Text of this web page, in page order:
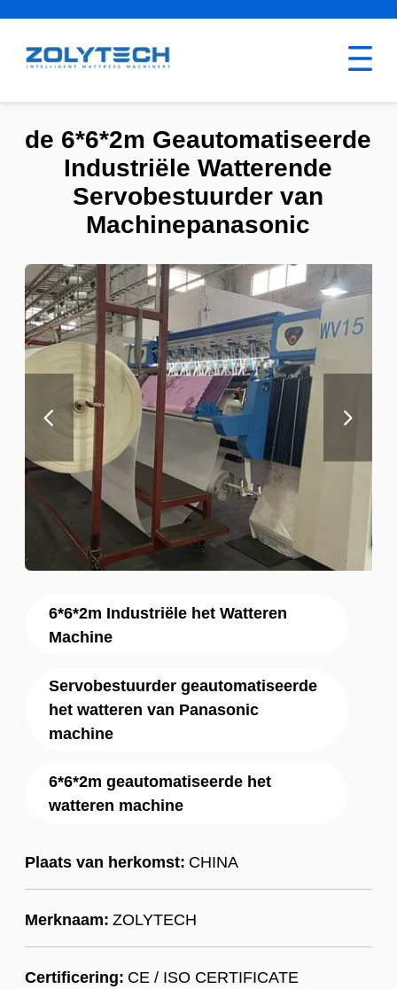
6*6*2m Industriële het Watteren
Machine
Servobestuurder geautomatiseerde
het watteren van Panasonic
machine
6*6*2m geautomatiseerde het
watteren machine
Plaats van herkomst: CHINA
Merknaam: ZOLYTECH
Certificering: CE / ISO CERTIFICATE
de 6*6*2m Geautomatiseerde
Industriële Watterende
Servobestuurder van
Machinepanasonic